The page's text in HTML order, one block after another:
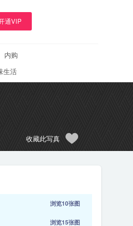
通VIP
内购
生活
收藏此写真
浏览10张图
浏览15张图